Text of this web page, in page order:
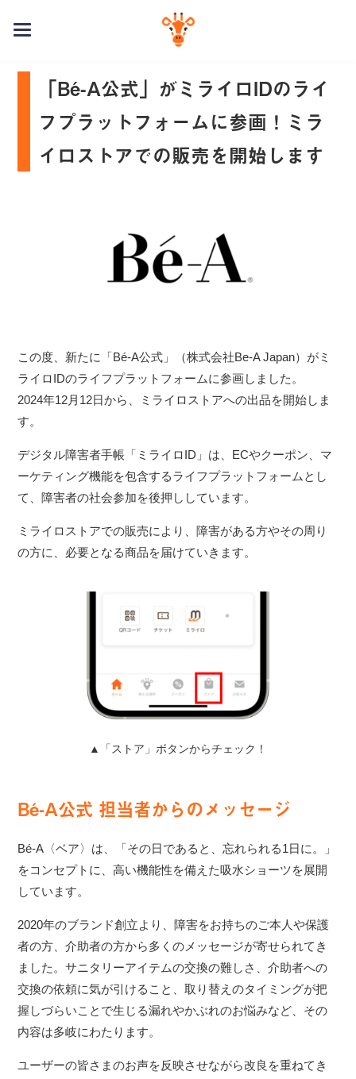
toggle
「Bé-A公式」がミライロIDのライ
フプラットフォームに参画！ミラ
イロストアでの販売を開始します
この度、新たに「Bé-A公式」（株式会社Be-A Japan）がミ
ライロIDのライフプラットフォームに参画しました。
2024年12月12日から、ミライロストアへの出品を開始しま
す。
デジタル障害者手帳「ミライロID」は、ECやクーポン、マ
ーケティング機能を包含するライフプラットフォームとし
て、障害者の社会参加を後押ししています。
ミライロストアでの販売により、障害がある方やその周り
の方に、必要となる商品を届けていきます。
▲「ストア」ボタンからチェック！
Bé-A公式 担当者からのメッセージ
Bé-A〈ベア〉は、「その日であると、忘れられる1日に。」
をコンセプトに、高い機能性を備えた吸水ショーツを展開
しています。
2020年のブランド創立より、障害をお持ちのご本人や保護
者の方、介助者の方から多くのメッセージが寄せられてき
ました。サニタリーアイテムの交換の難しさ、介助者への
交換の依頼に気が引けること、取り替えのタイミングが把
握しづらいことで生じる漏れやかぶれのお悩みなど、その
内容は多岐にわたります。
ユーザーの皆さまのお声を反映させながら改良を重ねてき